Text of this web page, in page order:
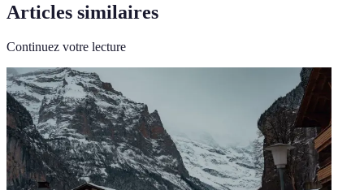
Articles similaires
Continuez votre lecture